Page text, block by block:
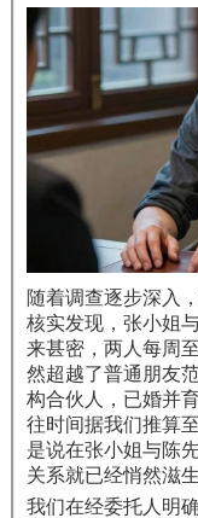
随着调查逐步深入
核实发现，张小姐
来甚密，两人每周
然超越了普通朋友
构合伙人，已婚并
往时间据我们推算
是说在张小姐与陈
关系就已经悄然滋生
我们在经委托人明